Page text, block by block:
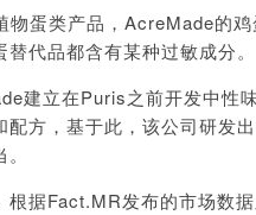
蛋类产品，AcreMade的
代品都含有某种过敏成分。
建立在Puris之前开发中性
方，基于此，该公司研发
根据Fact.MR发布的市场数